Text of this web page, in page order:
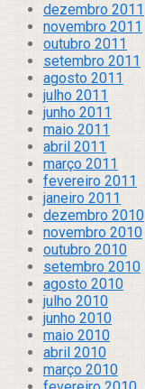
dezembro 2011
novembro 2011
outubro 2011
setembro 2011
agosto 2011
julho 2011
junho 2011
maio 2011
abril 2011
março 2011
fevereiro 2011
janeiro 2011
dezembro 2010
novembro 2010
outubro 2010
setembro 2010
agosto 2010
julho 2010
junho 2010
maio 2010
abril 2010
março 2010